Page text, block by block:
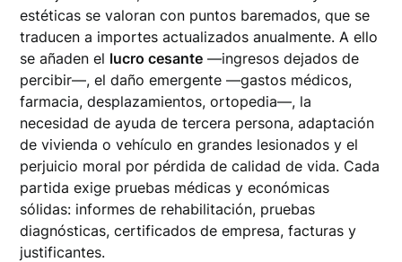
estéticas se valoran con puntos baremados, que se
traducen a importes actualizados anualmente. A ello
se añaden el lucro cesante —ingresos dejados de
percibir—, el daño emergente —gastos médicos,
farmacia, desplazamientos, ortopedia—, la
necesidad de ayuda de tercera persona, adaptación
de vivienda o vehículo en grandes lesionados y el
perjuicio moral por pérdida de calidad de vida. Cada
partida exige pruebas médicas y económicas
sólidas: informes de rehabilitación, pruebas
diagnósticas, certificados de empresa, facturas y
justificantes.